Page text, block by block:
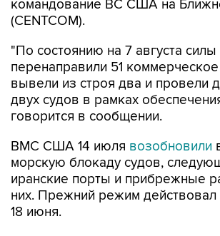
"По состоянию на 7 августа силы
вывели из строя два и провели
двух судов в рамках
говорится в сообщении.
ВМС США 14 июлявозобновили
иранские порты и прибрежные
них. Прежний режим действовал
18 июня.
За два месяца силы Центрального